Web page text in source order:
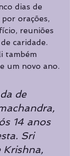
dias de
orações,
reuniões
caridade.
também
um novo ano.
de
14 anos
Sri
Krishna,